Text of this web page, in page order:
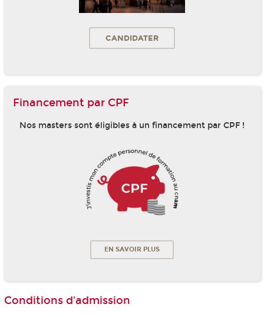
CANDIDATER
Financement par CPF
Nos masters sont éligibles à un financement par CPF !
EN SAVOIR PLUS
Conditions d'admission